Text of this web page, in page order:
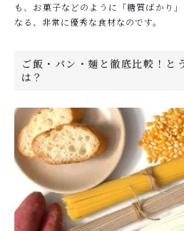
も、お菓子などのように「糖質ばかり
なる、非常に優秀な食材なのです。
ご飯・パン・麺と徹底比較！と
は？